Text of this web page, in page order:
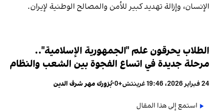
الإنسان، وإزالة تهديد كبير للأمن والمصالح الوطنية لإيران.
الطلاب يحرقون علم "الجمهورية الإسلامية"..
مرحلة جديدة في اتساع الفجوة بين الشعب والنظام
24 فبراير 2026، 19:46 غرينتش+0 •بُزورك مهر شرف الدين
استمع إلى هذا المقال